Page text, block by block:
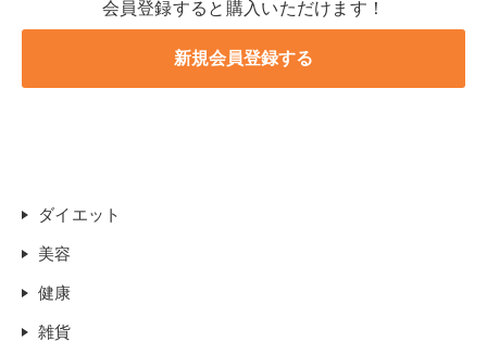
会員登録すると購入いただけます！
ダイエット
美容
健康
雑貨